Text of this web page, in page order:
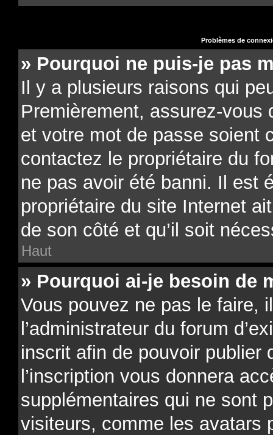
Problèmes de
» Pourquoi ne puis-je pas
Il y a plusieurs raisons qui
Premièrement, assurez-vous
et votre mot de passe soient
contactez le propriétaire du
ne pas avoir été banni. Il est
propriétaire du site Internet
de son côté et qu’il soit
Haut
» Pourquoi ai-je besoin de
Vous pouvez ne pas le faire,
l’administrateur du forum
inscrit afin de pouvoir publier
l’inscription vous donnera
supplémentaires qui ne sont
visiteurs, comme les avatars